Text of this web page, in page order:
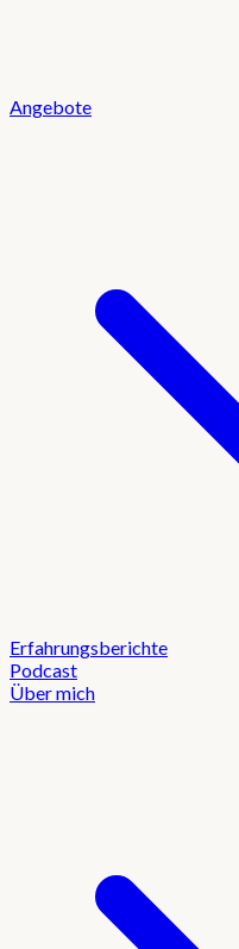
Angebote
Erfahrungsberichte
Podcast
Über mich